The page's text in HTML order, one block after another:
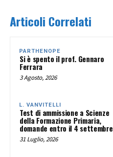
Articoli Correlati
PARTHENOPE
Si è spento il prof. Gennaro
Ferrara
3 Agosto, 2026
L. VANVITELLI
Test di ammissione a Scienze
della Formazione Primaria,
domande entro il 4 settembre
31 Luglio, 2026